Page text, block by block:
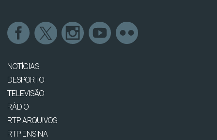
NOTÍCIAS
DESPORTO
TELEVISÃO
RÁDIO
RTP ARQUIVOS
RTP ENSINA